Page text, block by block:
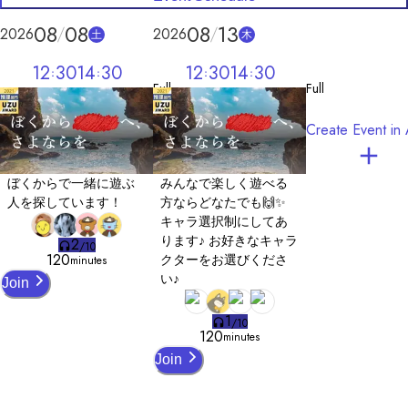
202608 08 土
Full
12 3014 30
ぼくからで一緒に遊ぶ
人を探しています！
2/10
120minutes
Join
202608 13 木
Full
12 3014 30
みんなで楽しく遊べる
方ならどなたでも🙌✨
キャラ選択制にしてあ
ります♪ お好きなキャラ
クターをお選びくださ
い♪
1/10
120minutes
Join
Create Event in